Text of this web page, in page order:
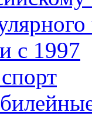
c 1997